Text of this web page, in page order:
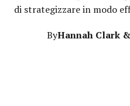
di strategizzare in modo
ByHannah Clark